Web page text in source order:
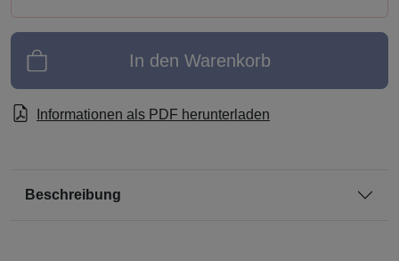
In den Warenkorb
Informationen als PDF herunterladen
Beschreibung